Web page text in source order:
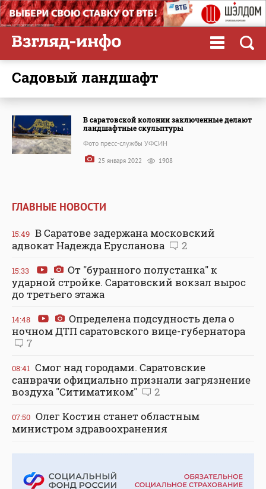
садовый ландшафт
В саратовской колонии заключенные делают
ландшафтные скульптуры
Фото пресс-службы УФСИН
25 января 2022 1908
ГЛАВНЫЕ НОВОСТИ
15:49 В Саратове задержана московский
адвокат Надежда Ерусланова
2
15:33
От "буранного полустанка" к
ударной стройке. Саратовский вокзал вырос
до третьего этажа
14:48
Определена подсудность дела о
ночном ДТП саратовского вице-губернатора
7
08:41 Смог над городами. Саратовские
санврачи официально признали загрязнение
воздуха "Ситиматиком"
2
07:50 Олег Костин станет областным
министром здравоохранения